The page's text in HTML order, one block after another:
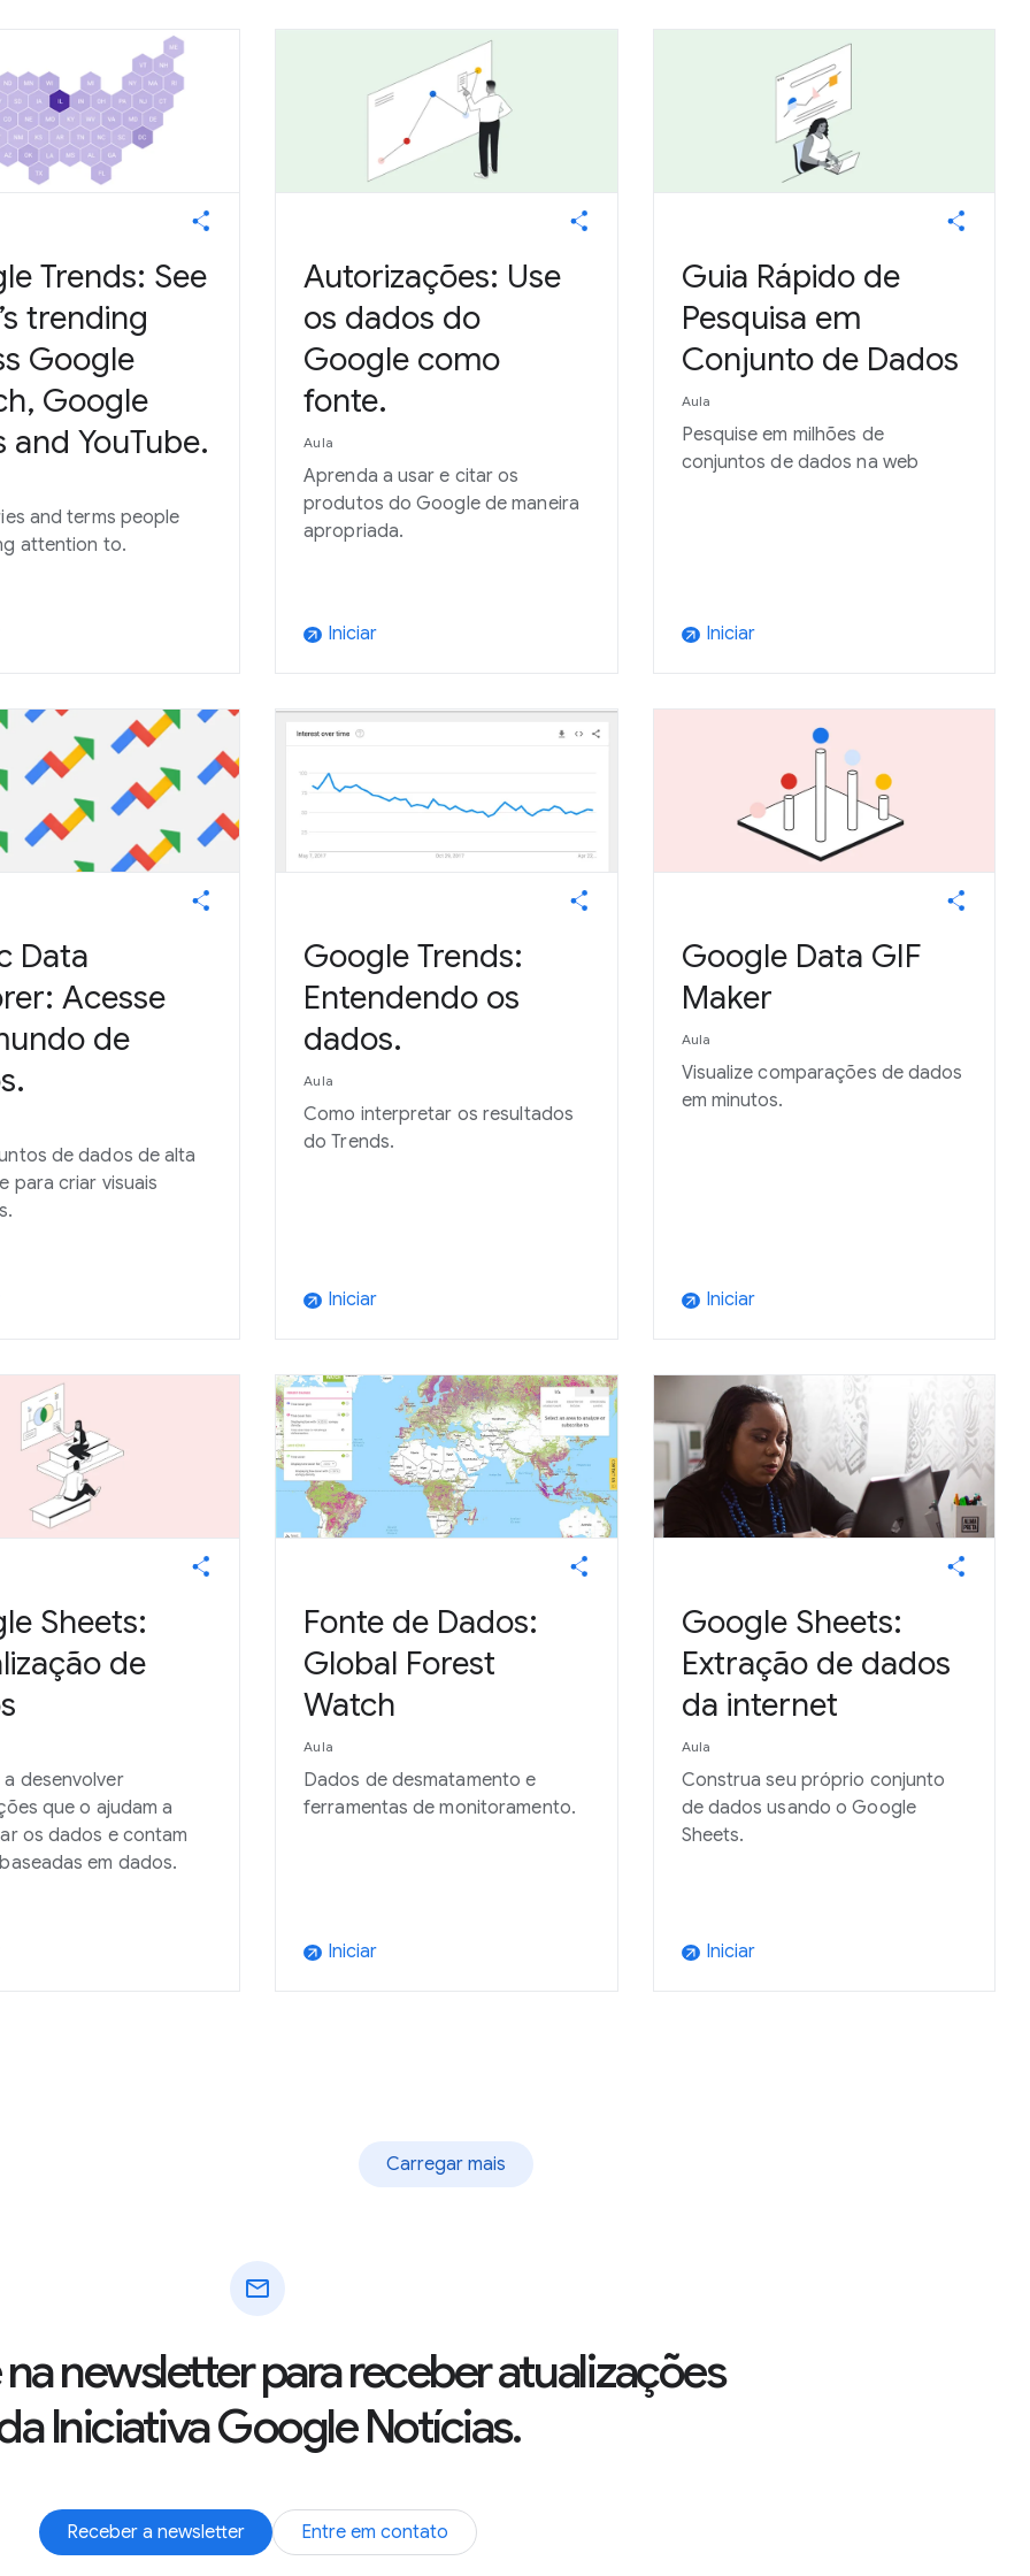
Trends: See
trending
Google
Google
and YouTube.
and terms people
attention to.
Autorizações: Use
os dados do
Google como
fonte.
Aula
Aprenda a usar e citar os
produtos do Google de maneira
apropriada.
arrow_outward Iniciar
Guia Rápido de
Pesquisa em
Conjunto de Dados
Aula
Pesquise em milhões de
conjuntos de dados na web
arrow_outward Iniciar
Data
Acesse
de
de dados de alta
para criar visuais
Google Trends:
Entendendo os
dados.
Aula
Como interpretar os resultados
do Trends.
arrow_outward Iniciar
Google Data GIF
Maker
Aula
Visualize comparações de dados
em minutos.
arrow_outward Iniciar
Sheets:
de
desenvolver
que o ajudam a
os dados e contam
em dados.
Fonte de Dados:
Global Forest
Watch
Aula
Dados de desmatamento e
ferramentas de monitoramento.
arrow_outward Iniciar
Google Sheets:
Extração de dados
da internet
Aula
Construa seu próprio conjunto
de dados usando o Google
Sheets.
arrow_outward Iniciar
Carregar mais
mail
newsletter para receber atualizações
Iniciativa Google Notícias.
Receber a newsletter Entre em contato